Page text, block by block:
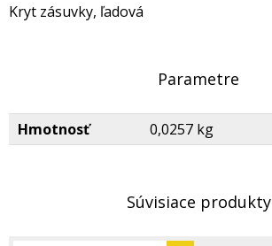
Kryt zásuvky, ľadová
Parametre
Hmotnosť 0,0257 kg
Súvisiace produkty